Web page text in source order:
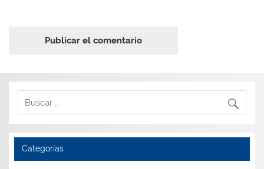
Categorías